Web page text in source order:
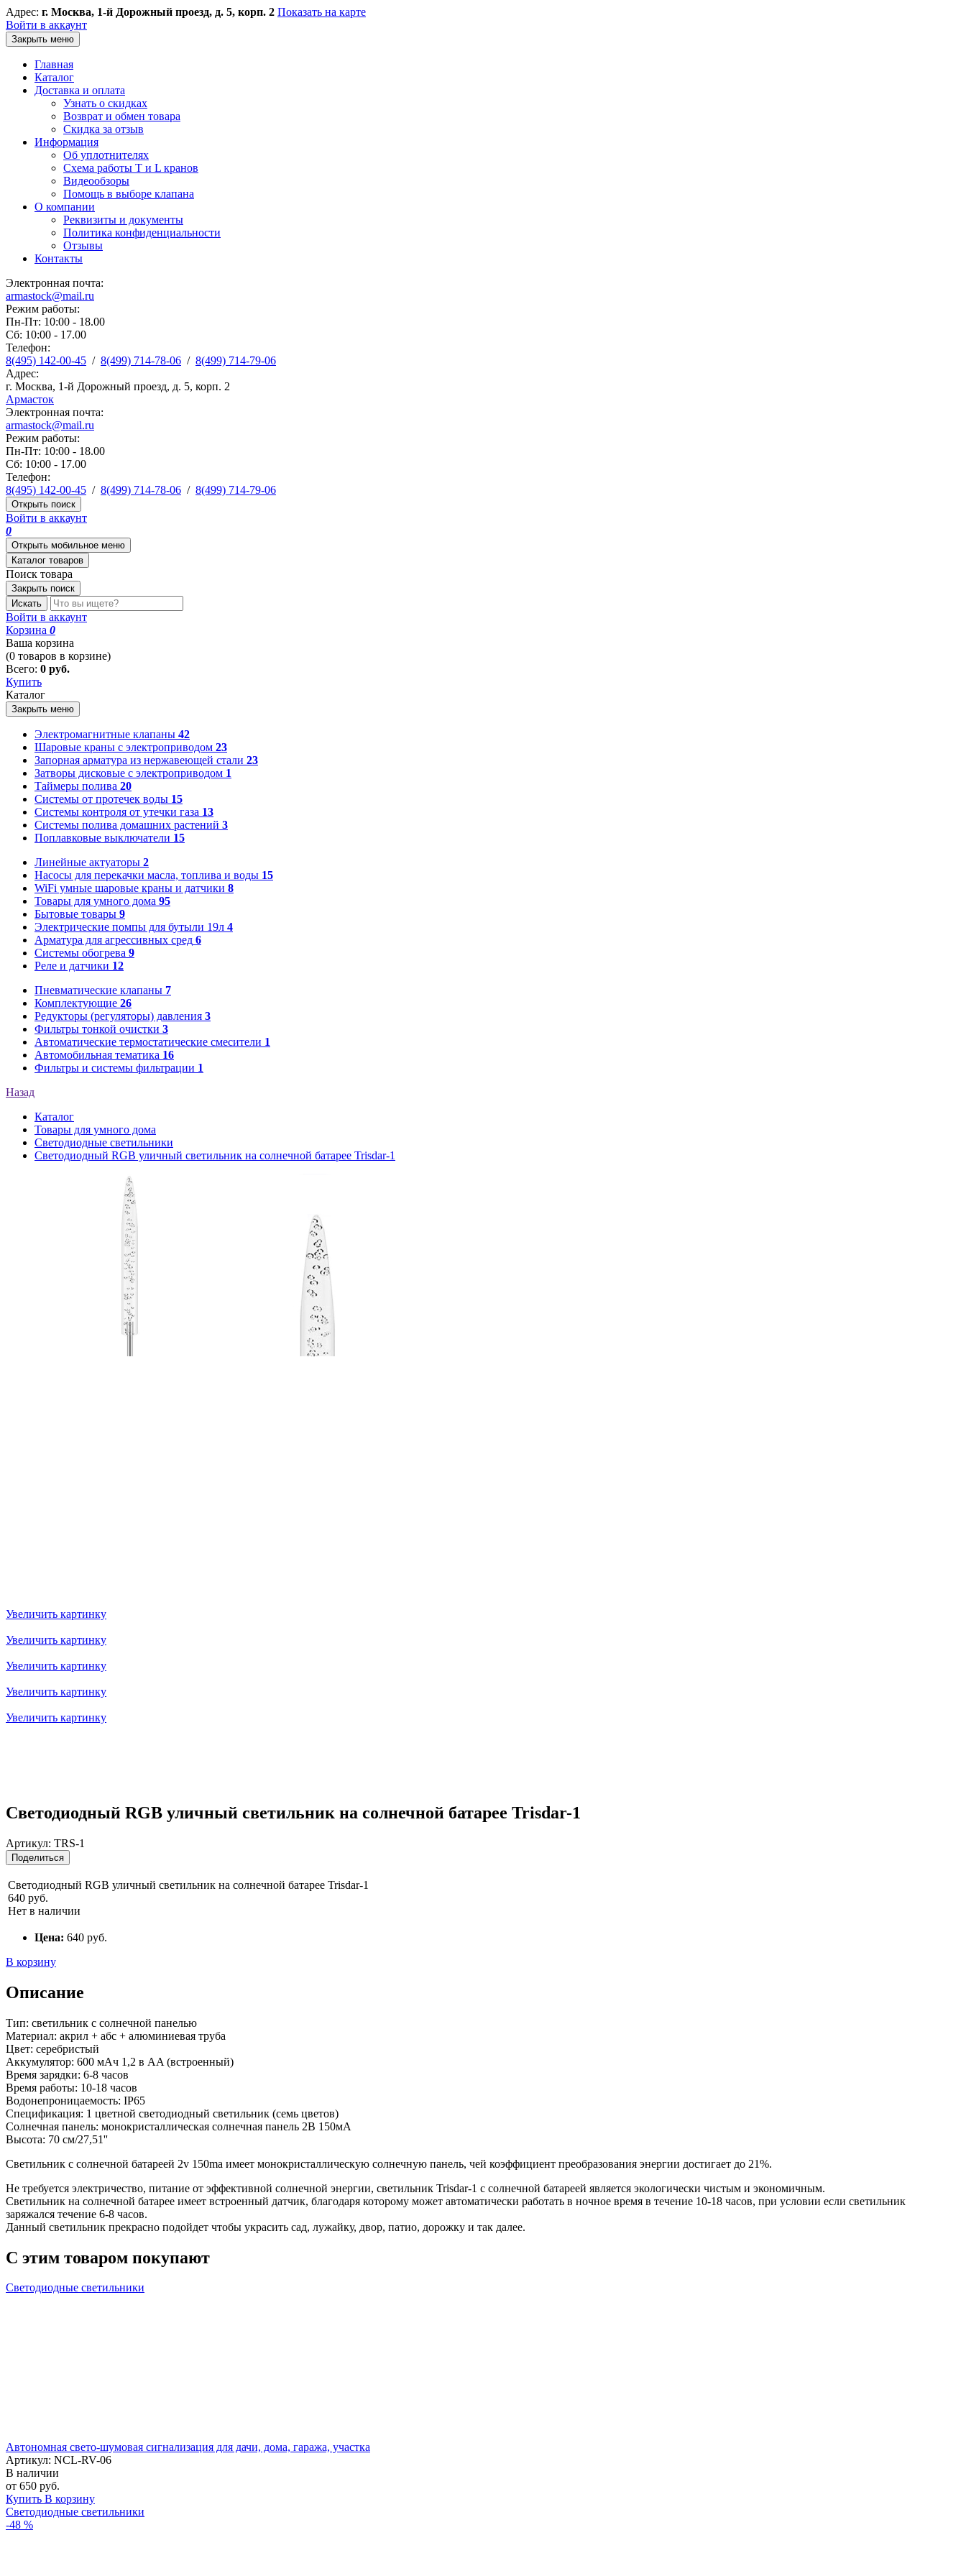
Адрес: г. Москва, 1-й Дорожный проезд, д. 5, корп. 2 Показать на карте
Войти в аккаунт
Закрыть меню
Главная
Каталог
Доставка и оплата
Узнать о скидках
Возврат и обмен товара
Скидка за отзыв
Информация
Об уплотнителях
Схема работы T и L кранов
Видеообзоры
Помощь в выборе клапана
О компании
Реквизиты и документы
Политика конфиденциальности
Отзывы
Контакты
Электронная почта:
armastock@mail.ru
Режим работы:
Пн-Пт: 10:00 - 18.00
Сб: 10:00 - 17.00
Телефон:
8(495) 142-00-45 / 8(499) 714-78-06 / 8(499) 714-79-06
Адрес:
г. Москва, 1-й Дорожный проезд, д. 5, корп. 2
Армасток
Электронная почта:
armastock@mail.ru
Режим работы:
Пн-Пт: 10:00 - 18.00
Сб: 10:00 - 17.00
Телефон:
8(495) 142-00-45 / 8(499) 714-78-06 / 8(499) 714-79-06
Открыть поиск
Войти в аккаунт
0
Открыть мобильное меню
Каталог товаров
Поиск товара
Закрыть поиск
Искать
Войти в аккаунт
Корзина 0
Ваша корзина
(0 товаров в корзине)
Всего: 0 руб.
Купить
Каталог
Закрыть меню
Электромагнитные клапаны 42
Шаровые краны с электроприводом 23
Запорная арматура из нержавеющей стали 23
Затворы дисковые с электроприводом 1
Таймеры полива 20
Системы от протечек воды 15
Системы контроля от утечки газа 13
Системы полива домашних растений 3
Поплавковые выключатели 15
Линейные актуаторы 2
Насосы для перекачки масла, топлива и воды 15
WiFi умные шаровые краны и датчики 8
Товары для умного дома 95
Бытовые товары 9
Электрические помпы для бутыли 19л 4
Арматура для агрессивных сред 6
Системы обогрева 9
Реле и датчики 12
Пневматические клапаны 7
Комплектующие 26
Редукторы (регуляторы) давления 3
Фильтры тонкой очистки 3
Автоматические термостатические смесители 1
Автомобильная тематика 16
Фильтры и системы фильтрации 1
Назад
Каталог
Товары для умного дома
Светодиодные светильники
Светодиодный RGB уличный светильник на солнечной батарее Trisdar-1
Увеличить картинку
Увеличить картинку
Увеличить картинку
Увеличить картинку
Увеличить картинку
Светодиодный RGB уличный светильник на солнечной батарее Trisdar-1
Артикул: TRS-1
Поделиться
Светодиодный RGB уличный светильник на солнечной батарее Trisdar-1
640 руб.
Нет в наличии
Цена: 640 руб.
В корзину
Описание
Тип: светильник с солнечной панелью
Материал: акрил + абс + алюминиевая труба
Цвет: серебристый
Аккумулятор: 600 мАч 1,2 в AA (встроенный)
Время зарядки: 6-8 часов
Время работы: 10-18 часов
Водонепроницаемость: IP65
Спецификация: 1 цветной светодиодный светильник (семь цветов)
Солнечная панель: монокристаллическая солнечная панель 2В 150мА
Высота: 70 см/27,51''
Светильник с солнечной батареей 2v 150ma имеет монокристаллическую солнечную панель, чей коэффициент преобразования энергии достигает до 21%.
Не требуется электричество, питание от эффективной солнечной энергии, светильник Trisdar-1 с солнечной батареей является экологически чистым и экономичным.
Светильник на солнечной батарее имеет встроенный датчик, благодаря которому может автоматически работать в ночное время в течение 10-18 часов, при условии если светильник
заряжался течение 6-8 часов.
Данный светильник прекрасно подойдет чтобы украсить сад, лужайку, двор, патио, дорожку и так далее.
С этим товаром покупают
Светодиодные светильники
Автономная свето-шумовая сигнализация для дачи, дома, гаража, участка
Артикул: NCL-RV-06
В наличии
от 650 руб.
Купить В корзину
Светодиодные светильники
-48 %